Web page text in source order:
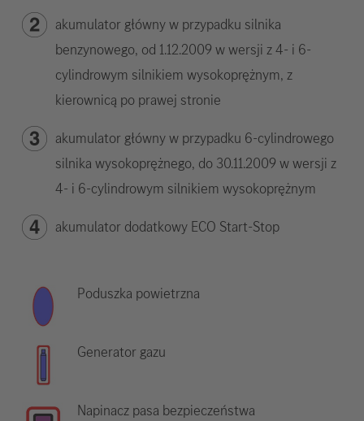
akumulator główny w przypadku silnika
benzynowego, od 1.12.2009 w wersji z 4- i 6-
cylindrowym silnikiem wysokoprężnym, z
kierownicą po prawej stronie
akumulator główny w przypadku 6-cylindrowego
silnika wysokoprężnego, do 30.11.2009 w wersji z
4- i 6-cylindrowym silnikiem wysokoprężnym
akumulator dodatkowy ECO Start-Stop
Poduszka powietrzna
Generator gazu
Napinacz pasa bezpieczeństwa